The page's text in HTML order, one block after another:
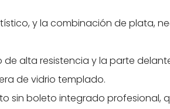
y la combinación de plata,
alta resistencia y la parte
de vidrio templado.
sin boleto integrado profesional,